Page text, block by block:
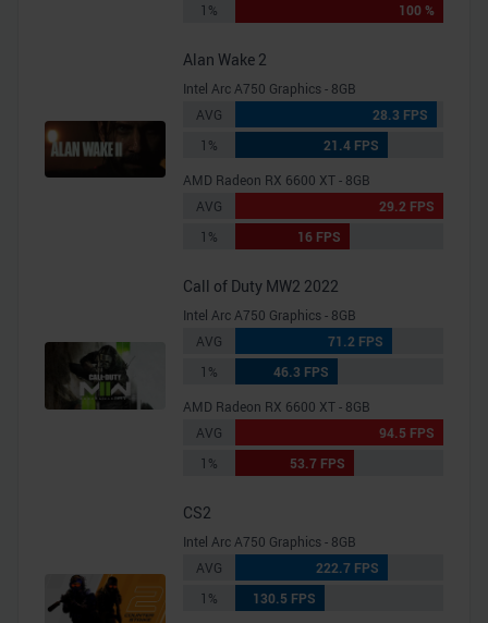
1%
100 %
Alan Wake 2
Intel Arc A750 Graphics - 8GB
AVG
28.3 FPS
1%
21.4 FPS
AMD Radeon RX 6600 XT - 8GB
AVG
29.2 FPS
1%
16 FPS
Call of Duty MW2 2022
Intel Arc A750 Graphics - 8GB
AVG
71.2 FPS
1%
46.3 FPS
AMD Radeon RX 6600 XT - 8GB
AVG
94.5 FPS
1%
53.7 FPS
CS2
Intel Arc A750 Graphics - 8GB
AVG
222.7 FPS
1%
130.5 FPS